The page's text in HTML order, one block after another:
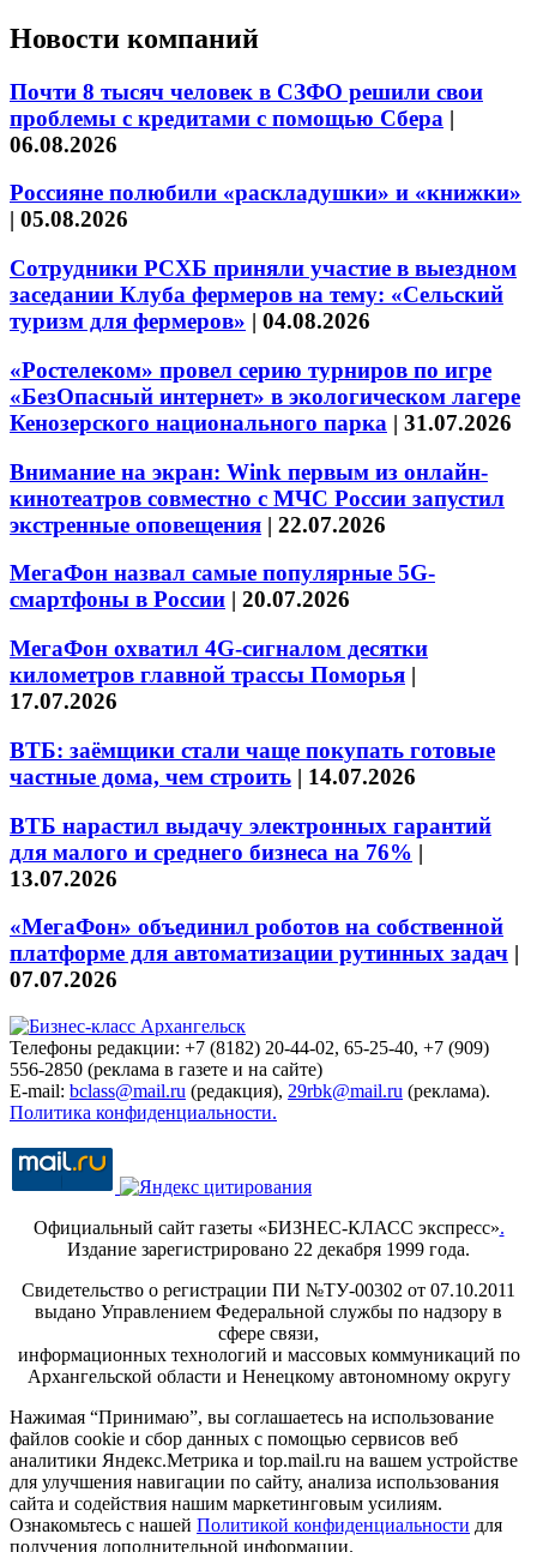
Новости компаний
Почти 8 тысяч человек в СЗФО решили свои
проблемы с кредитами с помощью Сбера |
06.08.2026
Россияне полюбили «раскладушки» и «книжки»
| 05.08.2026
Сотрудники РСХБ приняли участие в выездном
заседании Клуба фермеров на тему: «Сельский
туризм для фермеров» | 04.08.2026
«Ростелеком» провел серию турниров по игре
«БезОпасный интернет» в экологическом лагере
Кенозерского национального парка | 31.07.2026
Внимание на экран: Wink первым из онлайн-
кинотеатров совместно с МЧС России запустил
экстренные оповещения | 22.07.2026
МегаФон назвал самые популярные 5G-
смартфоны в России | 20.07.2026
МегаФон охватил 4G-сигналом десятки
километров главной трассы Поморья |
17.07.2026
ВТБ: заёмщики стали чаще покупать готовые
частные дома, чем строить | 14.07.2026
ВТБ нарастил выдачу электронных гарантий
для малого и среднего бизнеса на 76% |
13.07.2026
«МегаФон» объединил роботов на собственной
платформе для автоматизации рутинных задач |
07.07.2026
Телефоны редакции: +7 (8182) 20-44-02, 65-25-40, +7 (909)
556-2850 (реклама в газете и на сайте)
E-mail: bclass@mail.ru (редакция), 29rbk@mail.ru (реклама).
Политика конфиденциальности.
Официальный сайт газеты «БИЗНЕС-КЛАСС экспресс».
Издание зарегистрировано 22 декабря 1999 года.
Свидетельство о регистрации ПИ №ТУ-00302 от 07.10.2011
выдано Управлением Федеральной службы по надзору в
сфере связи,
информационных технологий и массовых коммуникаций по
Архангельской области и Ненецкому автономному округу
Нажимая “Принимаю”, вы соглашаетесь на использование
файлов cookie и сбор данных с помощью сервисов веб
аналитики Яндекс.Метрика и top.mail.ru на вашем устройстве
для улучшения навигации по сайту, анализа использования
сайта и содействия нашим маркетинговым усилиям.
Ознакомьтесь с нашей Политикой конфиденциальности для
получения дополнительной информации.